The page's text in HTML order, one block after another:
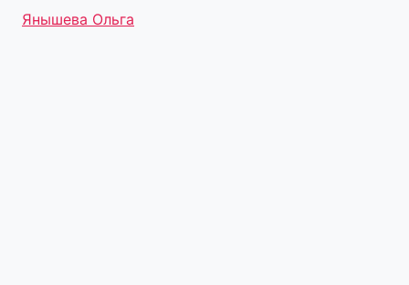
Метки
Янышева Ольга